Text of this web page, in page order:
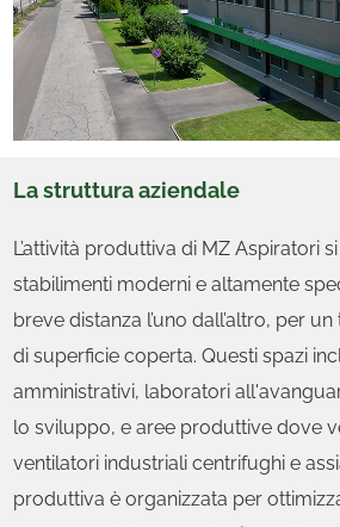
La struttura aziendale
L’attività produttiva di MZ Aspiratori
stabilimenti moderni e altamente
breve distanza l’uno dall’altro, per
di superficie coperta. Questi spazi
amministrativi, laboratori
lo sviluppo, e aree produttive dove
ventilatori industriali centrifughi e
produttiva è organizzata per